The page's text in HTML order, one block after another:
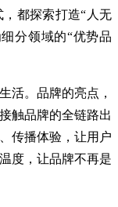
都探索打造“人无
分领域的“优势品
。品牌的亮点，
触品牌的全链路出
传播体验，让用户
度，让品牌不再是